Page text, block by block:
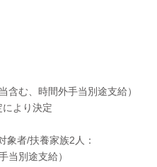
含む、時間外手当別途支給）
より決定
者/扶養家族2人：
当別途支給）